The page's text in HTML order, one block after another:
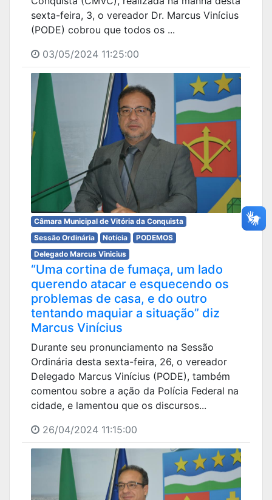
sexta-feira, 3, o vereador Dr. Marcus Vinícius
(PODE) cobrou que todos os ...
03/05/2024 11:25:00
Câmara Municipal de Vitória da Conquista
Sessão Ordinária
Notícia
PODEMOS
Delegado Marcus Vinicius
“Uma cortina de fumaça, um lado
querendo atacar e esquecendo os
problemas de casa, e do outro
tentando maquiar a situação” diz
Marcus Vinícius
Durante seu pronunciamento na Sessão
Ordinária desta sexta-feira, 26, o vereador
Delegado Marcus Vinícius (PODE), também
comentou sobre a ação da Polícia Federal na
cidade, e lamentou que os discursos...
26/04/2024 11:15:00